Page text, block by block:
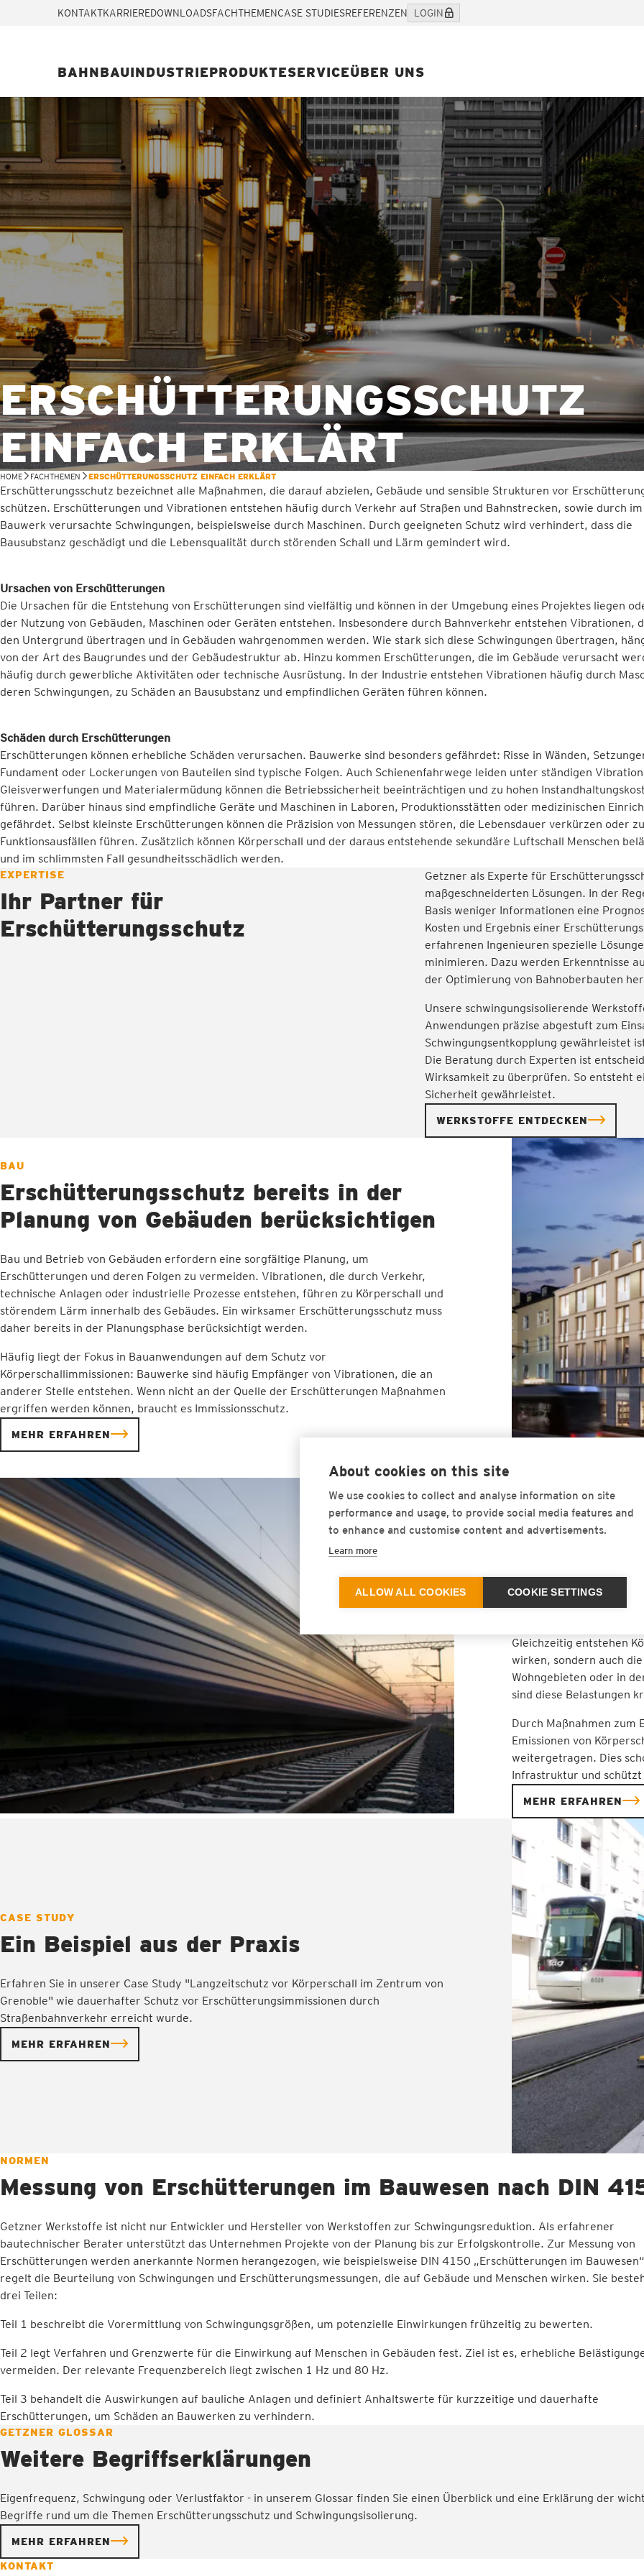
KONTAKTKARRIEREDOWNLOADSFACHTHEMENCASE STUDIESREFERENZEN LOGIN
BAHNBAUINDUSTRIEPRODUKTESERVICEÜBER UNS
ERSCHÜTTERUNGSSCHUTZ
EINFACH ERKLÄRT
HOME FACHTHEMEN ERSCHÜTTERUNGSSCHUTZ EINFACH ERKLÄRT
Erschütterungsschutz bezeichnet alle Maßnahmen, die darauf abzielen, Gebäude und sensible Strukturen vor
schützen. Erschütterungen und Vibrationen entstehen häufig durch Verkehr auf Straßen und Bahnstrecken, sowie durch im
Bauwerk verursachte Schwingungen, beispielsweise durch Maschinen. Durch geeigneten Schutz wird verhindert, dass die
Bausubstanz geschädigt und die Lebensqualität durch störenden Schall und Lärm gemindert wird.
Ursachen von Erschütterungen
Die Ursachen für die Entstehung von Erschütterungen sind vielfältig und können in der Umgebung eines Projektes liegen
der Nutzung von Gebäuden, Maschinen oder Geräten entstehen. Insbesondere durch Bahnverkehr entstehen Vibrationen,
den Untergrund übertragen und in Gebäuden wahrgenommen werden. Wie stark sich diese Schwingungen übertragen,
von der Art des Baugrundes und der Gebäudestruktur ab. Hinzu kommen Erschütterungen, die im Gebäude verursacht
häufig durch gewerbliche Aktivitäten oder technische Ausrüstung. In der Industrie entstehen Vibrationen häufig durch
deren Schwingungen, zu Schäden an Bausubstanz und empfindlichen Geräten führen können.
Schäden durch Erschütterungen
Erschütterungen können erhebliche Schäden verursachen. Bauwerke sind besonders gefährdet: Risse in Wänden,
Fundament oder Lockerungen von Bauteilen sind typische Folgen. Auch Schienenfahrwege leiden unter ständigen
Gleisverwerfungen und Materialermüdung können die Betriebssicherheit beeinträchtigen und zu hohen
führen. Darüber hinaus sind empfindliche Geräte und Maschinen in Laboren, Produktionsstätten oder medizinischen
gefährdet. Selbst kleinste Erschütterungen können die Präzision von Messungen stören, die Lebensdauer verkürzen oder zu
Funktionsausfällen führen. Zusätzlich können Körperschall und der daraus entstehende sekundäre Luftschall Menschen
und im schlimmsten Fall gesundheitsschädlich werden.
EXPERTISE
Ihr Partner für
Erschütterungsschutz
Getzner als Experte für
maßgeschneiderten Lösungen. In der
Basis weniger Informationen eine
Kosten und Ergebnis einer
erfahrenen Ingenieuren spezielle
minimieren. Dazu werden Erkenntnisse
der Optimierung von Bahnoberbauten
Unsere schwingungsisolierende
Anwendungen präzise abgestuft zum
Schwingungsentkopplung gewährleistet
Die Beratung durch Experten ist
Wirksamkeit zu überprüfen. So entsteht
Sicherheit gewährleistet.
WERKSTOFFE ENTDECKEN
BAU
Erschütterungsschutz bereits in der
Planung von Gebäuden berücksichtigen
Bau und Betrieb von Gebäuden erfordern eine sorgfältige Planung, um
Erschütterungen und deren Folgen zu vermeiden. Vibrationen, die durch Verkehr,
technische Anlagen oder industrielle Prozesse entstehen, führen zu Körperschall und
störendem Lärm innerhalb des Gebäudes. Ein wirksamer Erschütterungsschutz muss
daher bereits in der Planungsphase berücksichtigt werden.
Häufig liegt der Fokus in Bauanwendungen auf dem Schutz vor
Körperschallimmissionen: Bauwerke sind häufig Empfänger von Vibrationen, die an
anderer Stelle entstehen. Wenn nicht an der Quelle der Erschütterungen Maßnahmen
ergriffen werden können, braucht es Immissionsschutz.
MEHR ERFAHREN
Schutz vor
durch
Hauptquellen für
Bereichen. Die
Gleichzeitig entstehen
wirken, sondern auch
Wohngebieten oder in
sind diese Belastungen
Durch Maßnahmen zum
Emissionen von
weitergetragen. Dies
Infrastruktur und
MEHR ERFAHREN
CASE STUDY
Ein Beispiel aus der Praxis
Erfahren Sie in unserer Case Study "Langzeitschutz vor Körperschall im Zentrum von
Grenoble" wie dauerhafter Schutz vor Erschütterungsimmissionen durch
Straßenbahnverkehr erreicht wurde.
MEHR ERFAHREN
NORMEN
Messung von Erschütterungen im Bauwesen nach DIN
Getzner Werkstoffe ist nicht nur Entwickler und Hersteller von Werkstoffen zur Schwingungsreduktion. Als erfahrener
bautechnischer Berater unterstützt das Unternehmen Projekte von der Planung bis zur Erfolgskontrolle. Zur Messung von
Erschütterungen werden anerkannte Normen herangezogen, wie beispielsweise DIN 4150 „Erschütterungen im
regelt die Beurteilung von Schwingungen und Erschütterungsmessungen, die auf Gebäude und Menschen wirken. Sie
drei Teilen:
Teil 1 beschreibt die Vorermittlung von Schwingungsgrößen, um potenzielle Einwirkungen frühzeitig zu bewerten.
Teil 2 legt Verfahren und Grenzwerte für die Einwirkung auf Menschen in Gebäuden fest. Ziel ist es, erhebliche
vermeiden. Der relevante Frequenzbereich liegt zwischen 1 Hz und 80 Hz.
Teil 3 behandelt die Auswirkungen auf bauliche Anlagen und definiert Anhaltswerte für kurzzeitige und dauerhafte
Erschütterungen, um Schäden an Bauwerken zu verhindern.
GETZNER GLOSSAR
Weitere Begriffserklärungen
Eigenfrequenz, Schwingung oder Verlustfaktor - in unserem Glossar finden Sie einen Überblick und eine Erklärung der
Begriffe rund um die Themen Erschütterungsschutz und Schwingungsisolierung.
MEHR ERFAHREN
KONTAKT
About cookies on this site
We use cookies to collect and analyse information on site
performance and usage, to provide social media features and
to enhance and customise content and advertisements.
Learn more
ALLOW ALL COOKIES COOKIE SETTINGS